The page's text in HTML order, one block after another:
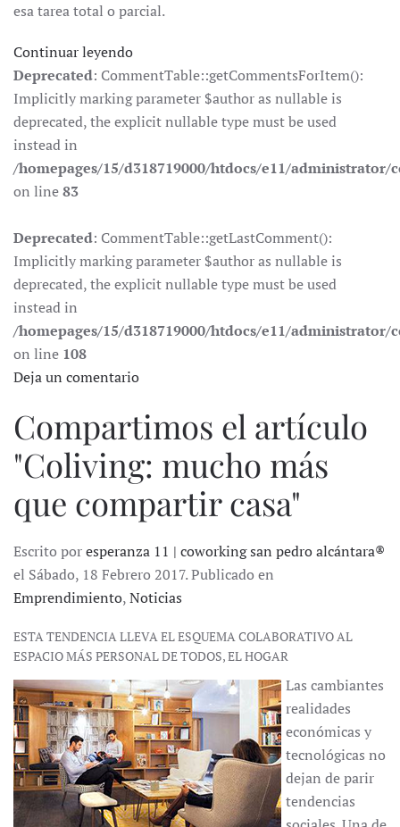
esa tarea total o parcial.
Continuar leyendo
Deprecated: CommentTable::getCommentsForItem():
Implicitly marking parameter $author as nullable is
deprecated, the explicit nullable type must be used
instead in
/homepages/15/d318719000/htdocs/e11/
on line83
Deprecated: CommentTable::getLastComment():
Implicitly marking parameter $author as nullable is
deprecated, the explicit nullable type must be used
instead in
/homepages/15/d318719000/htdocs/e11/
on line 108
Deja un comentario
Compartimos el artículo
"Coliving: mucho más
que compartir casa"
Escrito poresperanza 11 | coworking san pedro alcántara®
el Sábado, 18 Febrero 2017. Publicado en
Emprendimiento,Noticias
ESTA TENDENCIA LLEVA EL ESQUEMA COLABORATIVO AL
ESPACIO MÁS PERSONAL DE TODOS, EL HOGAR
Las cambiantes
realidades
económicas y
tecnológicas no
dejan de parir
tendencias